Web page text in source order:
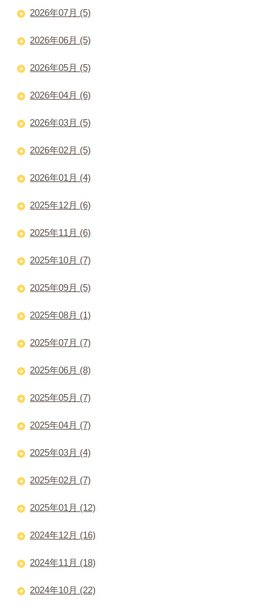
2026年07月 (5)
2026年06月 (5)
2026年05月 (5)
2026年04月 (6)
2026年03月 (5)
2026年02月 (5)
2026年01月 (4)
2025年12月 (6)
2025年11月 (6)
2025年10月 (7)
2025年09月 (5)
2025年08月 (1)
2025年07月 (7)
2025年06月 (8)
2025年05月 (7)
2025年04月 (7)
2025年03月 (4)
2025年02月 (7)
2025年01月 (12)
2024年12月 (16)
2024年11月 (18)
2024年10月 (22)